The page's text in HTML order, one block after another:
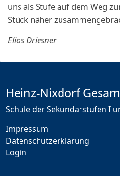
uns als Stufe auf dem Weg
Stück näher
Elias Driesner
Heinz-Nixdorf
Schule der Sekundarstufen I
Impressum
Datenschutzerklärung
Login